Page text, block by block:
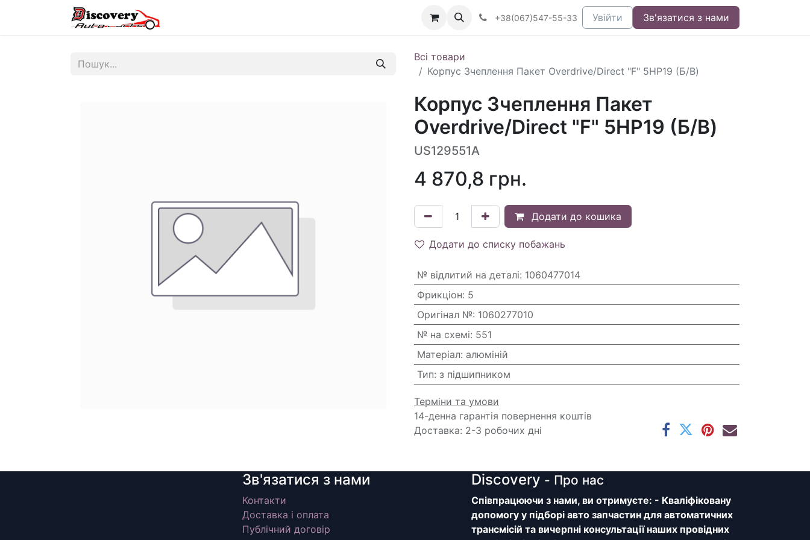
+38(067)547-55-33 Увійти Зв'язатися з нами
Всі товари
Корпус Зчеплення Пакет Overdrive/Direct "F" 5HP19 (Б/В)
Корпус Зчеплення Пакет
Overdrive/Direct "F" 5HP19 (Б/В)
US129551A
4 870,8 грн.
Додати до кошика
Додати до списку побажань
№ відлитий на деталі: 1060477014
Фрикціон: 5
Оригінал №: 1060277010
№ на схемі: 551
Матеріал: алюміній
Тип: з підшипником
Терміни та умови
14-денна гарантія повернення коштів
Доставка: 2-3 робочих дні
Зв'язатися з нами
Контакти
Доставка і оплата
Публічний договір
Discovery - Про нас
Співпрацюючи з нами, ви отримуєте: - Кваліфіковану
допомогу у підборі авто запчастин для автоматичних
трансмісій та вичерпні консультації наших провідних